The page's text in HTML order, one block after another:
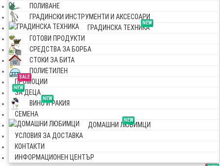
ПОЛИВАНЕ
ГРАДИНСКИ ИНСТРУМЕНТИ И АКСЕСОАРИ
NEW
ГРАДИНСКА ТЕХНИКА
ГОТОВИ ПРОДУКТИ
СРЕДСТВА ЗА БОРБА
СТОКИ ЗА БИТА
ПОЛИЕТИЛЕН
SALE
ПРОМОЦИИ
NEW
ЗА ДЕЦА
NEW
ВИНО И РАКИЯ
СЕМЕНА
NEW
ДОМАШНИ ЛЮБИМЦИ
УСЛОВИЯ ЗА ДОСТАВКА
КОНТАКТИ
ИНФОРМАЦИОНЕН ЦЕНТЪР